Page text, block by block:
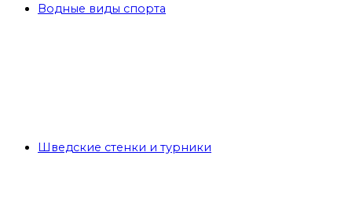
Водные виды спорта
Шведские стенки и турники